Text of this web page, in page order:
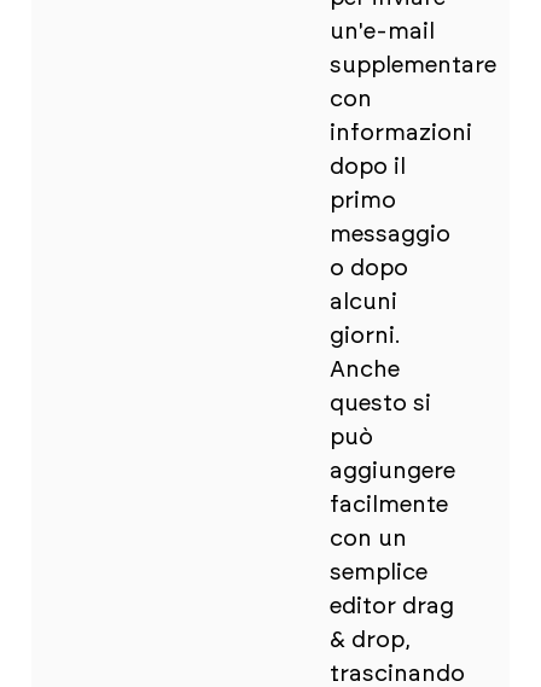
un'e-mail
supplementare
con
informazioni
dopo il
primo
messaggio
o dopo
alcuni
giorni.
Anche
questo si
può
aggiungere
facilmente
con un
semplice
editor drag
& drop,
trascinando